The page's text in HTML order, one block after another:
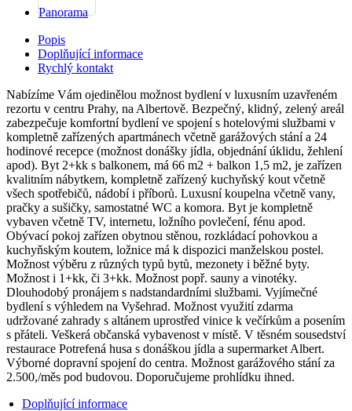
Panorama
Popis
Doplňující informace
Rychlý kontakt
Nabízíme Vám ojedinělou možnost bydlení v luxusním uzavřeném
rezortu v centru Prahy, na Albertově. Bezpečný, klidný, zelený areál
zabezpečuje komfortní bydlení ve spojení s hotelovými službami v
kompletně zařízených apartmánech včetně garážových stání a 24
hodinové recepce (možnost donášky jídla, objednání úklidu, žehlení
apod). Byt 2+kk s balkonem, má 66 m2 + balkon 1,5 m2, je zařízen
kvalitním nábytkem, kompletně zařízený kuchyňský kout včetně
všech spotřebičů, nádobí i příborů. Luxusní koupelna včetně vany,
pračky a sušičky, samostatné WC a komora. Byt je kompletně
vybaven včetně TV, internetu, ložního povlečení, fénu apod.
Obývací pokoj zařízen obytnou stěnou, rozkládací pohovkou a
kuchyňským koutem, ložnice má k dispozici manželskou postel.
Možnost výběru z různých typů bytů, mezonety i běžné byty.
Možnost i 1+kk, či 3+kk. Možnost popř. sauny a vinotéky.
Dlouhodobý pronájem s nadstandardními službami. Vyjímečné
bydlení s výhledem na Vyšehrad. Možnost využití zdarma
udržované zahrady s altánem uprostřed vinice k večírkům a posením
s přáteli. Veškerá občanská vybavenost v místě. V těsném sousedství
restaurace Potrefená husa s donáškou jídla a supermarket Albert.
Výborné dopravní spojení do centra. Možnost garážového stání za
2.500,/měs pod budovou. Doporučujeme prohlídku ihned.
Doplňující informace